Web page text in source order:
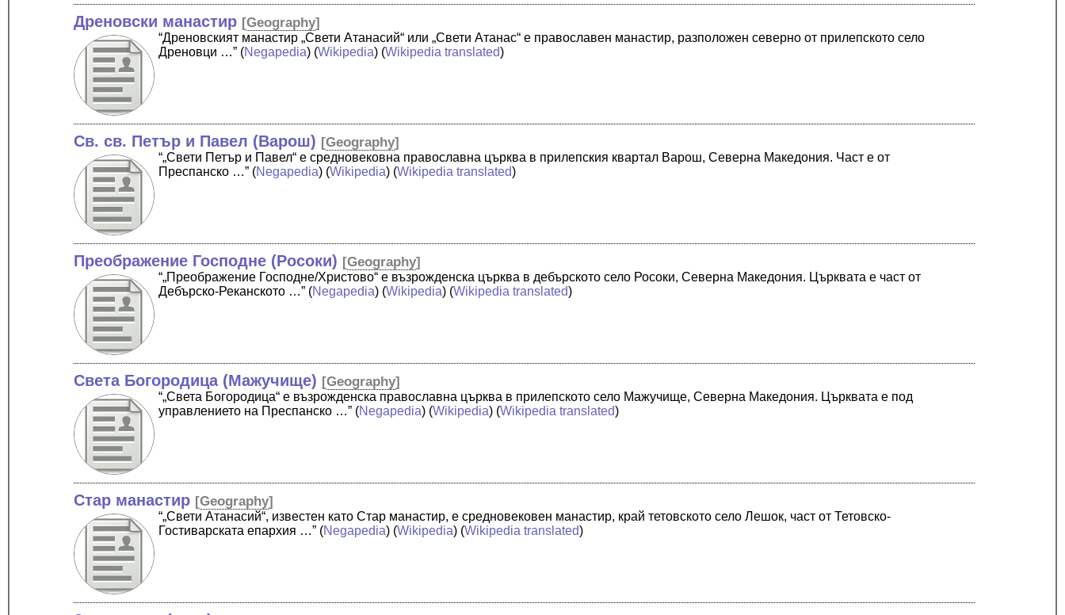
Дреновски манастир [Geography]
“Дреновският манастир „Свети Атанасий“ или „Свети Атанас“ е православен манастир, разположен северно от прилепското село
Дреновци …” (Negapedia) (Wikipedia) (Wikipedia translated)
Св. св. Петър и Павел (Варош) [Geography]
“„Свети Петър и Павел“ е средновековна православна църква в прилепския квартал Варош, Северна Македония. Част е от
Преспанско …” (Negapedia) (Wikipedia) (Wikipedia translated)
Преображение Господне (Росоки) [Geography]
“„Преображение Господне/Христово“ е възрожденска църква в дебърското село Росоки, Северна Македония. Църквата е част от
Дебърско-Реканското …” (Negapedia) (Wikipedia) (Wikipedia translated)
Света Богородица (Мажучище) [Geography]
“„Света Богородица“ е възрожденска православна църква в прилепското село Мажучище, Северна Македония. Църквата е под
управлението на Преспанско …” (Negapedia) (Wikipedia) (Wikipedia translated)
Стар манастир [Geography]
“„Свети Атанасий“, известен като Стар манастир, е средновековен манастир, край тетовското село Лешок, част от Тетовско-
Гостиварската епархия …” (Negapedia) (Wikipedia) (Wikipedia translated)